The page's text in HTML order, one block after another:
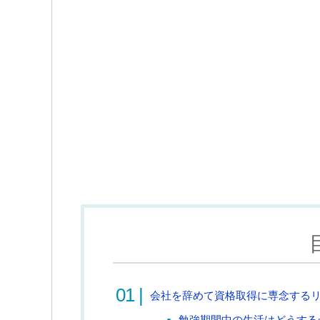
会社を辞めて資格取得に専念する